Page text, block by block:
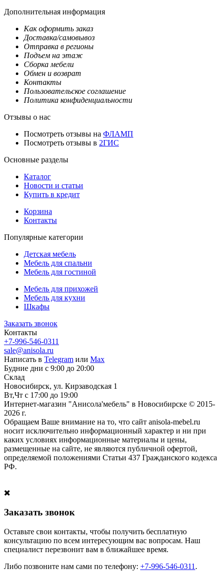
Дополнительная информация
Как оформить заказ
Доставка/самовывоз
Отправка в регионы
Подъем на этаж
Сборка мебели
Обмен и возврат
Контакты
Пользовательское соглашение
Политика конфиденциальности
Отзывы о нас
Посмотреть отзывы на ФЛАМП
Посмотреть отзывы в 2ГИС
Основные разделы
Каталог
Новости и статьи
Купить в кредит
Корзина
Контакты
Популярные категории
Детская мебель
Мебель для спальни
Мебель для гостиной
Мебель для прихожей
Мебель для кухни
Шкафы
Заказать звонок
Контакты
+7-996-546-0311
sale@anisola.ru
Написать в Telegram или Max
Будние дни с 9:00 до 20:00
Склад
Новосибирск, ул. Кирзаводская 1
Вт,Чт с 17:00 до 19:00
Интернет-магазин "Анисола'мебель" в Новосибирске © 2015-
2026 г.
Обращаем Ваше внимание на то, что сайт anisola-mebel.ru
носит исключительно информационный характер и ни при
каких условиях информационные материалы и цены,
размещенные на сайте, не являются публичной офертой,
определяемой положениями Статьи 437 Гражданского кодекса
РФ.
Заказать звонок
Оставьте свои контакты, чтобы получить бесплатную
консультацию по всем интересующим вас вопросам. Наш
специалист перезвонит вам в ближайшее время.
Либо позвоните нам сами по телефону: +7-996-546-0311 .